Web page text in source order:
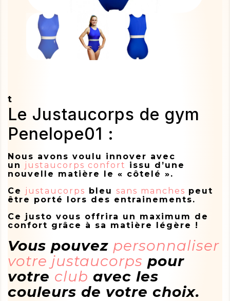
t
Le Justaucorps de gym
Penelope01 :
Nous avons voulu innover avec
un
justaucorps confort issu d’une
nouvelle matière le « côtelé ».
Ce
justaucorps bleu sans manches peut
être porté lors des entrainements.
Ce justo vous offrira un maximum de
confort grâce à sa matière légère !
Vous pouvez personnaliser
votre justaucorps pour
votre club avec les
couleurs de votre choix.